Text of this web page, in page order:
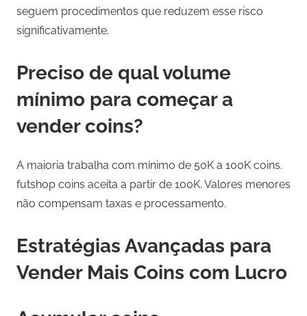
seguem procedimentos que reduzem esse risco
significativamente.
Preciso de qual volume
mínimo para começar a
vender coins?
A maioria trabalha com mínimo de 50K a 100K coins.
futshop coins aceita a partir de 100K. Valores menores
não compensam taxas e processamento.
Estratégias Avançadas para
Vender Mais Coins com Lucro